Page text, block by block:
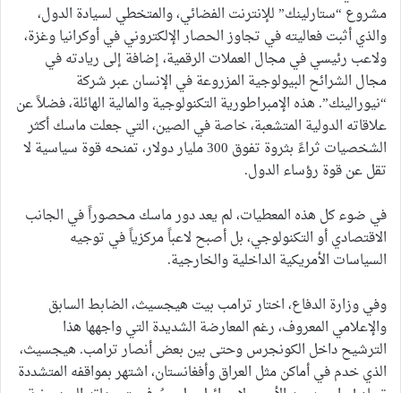
مشروع “ستارلينك” للإنترنت الفضائي، والمتخطي لسيادة الدول،
والذي أثبت فعاليته في تجاوز الحصار الإلكتروني في أوكرانيا وغزة،
ولاعب رئيسي في مجال العملات الرقمية، إضافة إلى ريادته في
مجال الشرائح البيولوجية المزروعة في الإنسان عبر شركة
“نيورالينك”. هذه الإمبراطورية التكنولوجية والمالية الهائلة، فضلاً عن
علاقاته الدولية المتشعبة، خاصة في الصين، التي جعلت ماسك أكثر
الشخصيات ثراءً بثروة تفوق 300 مليار دولار، تمنحه قوة سياسية لا
تقل عن قوة رؤساء الدول.
في ضوء كل هذه المعطيات، لم يعد دور ماسك محصوراً في الجانب
الاقتصادي أو التكنولوجي، بل أصبح لاعباً مركزياً في توجيه
السياسات الأمريكية الداخلية والخارجية.
وفي وزارة الدفاع، اختار ترامب بيت هيجسيث، الضابط السابق
والإعلامي المعروف، رغم المعارضة الشديدة التي واجهها هذا
الترشيح داخل الكونجرس وحتى بين بعض أنصار ترامب. هيجسيث،
الذي خدم في أماكن مثل العراق وأفغانستان، اشتهر بمواقفه المتشددة